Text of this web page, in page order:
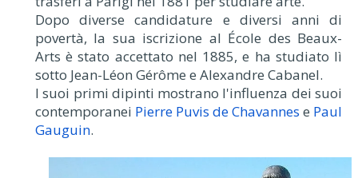
Dopo diverse candidature e diversi anni di
povertà, la sua iscrizione al École des Beaux-
Arts è stato accettato nel 1885, e ha studiato lì
sotto Jean-Léon Gérôme e Alexandre Cabanel.
I suoi primi dipinti mostrano l'influenza dei suoi
contemporanei Pierre Puvis de Chavannes e Paul
Gauguin.